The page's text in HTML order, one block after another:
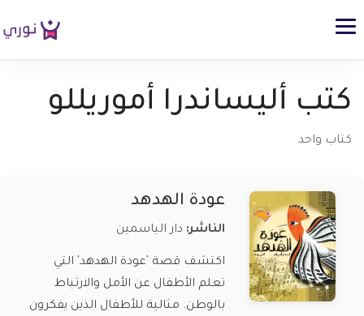
كتب أليساندرا أموريللو
كتاب واحد
عودة الهدهد
الناشر: دار الياسمين
اكتشف قصة 'عودة الهدهد' التي
تعلم الأطفال عن الأمل والارتباط
بالوطن. مثالية للأطفال الذين يفكرون